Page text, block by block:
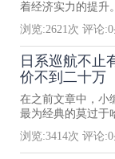
着经济实力的提升
浏览:2621次 评论:0
日系巡航不止
价不到二十万
在之前文章中，小
最为经典的莫过于
浏览:3414次 评论:0